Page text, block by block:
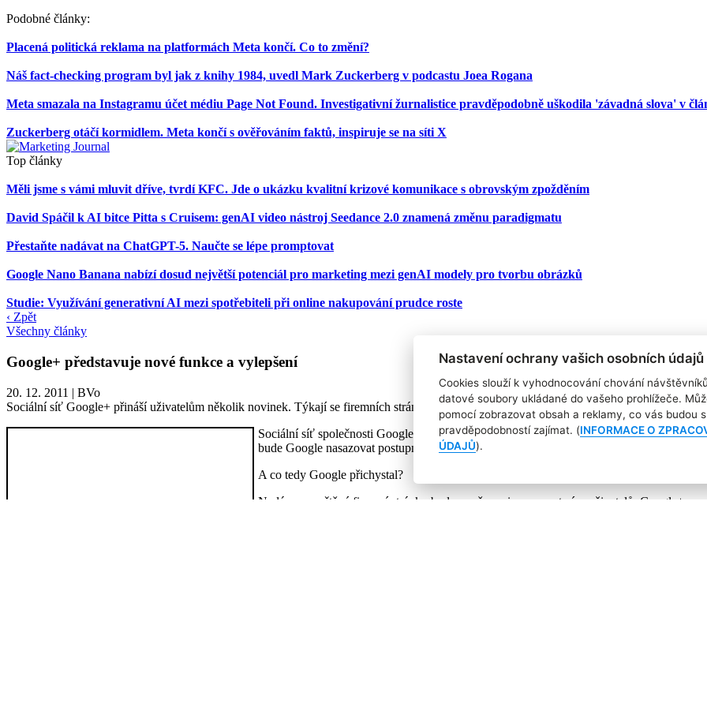
Podobné články:
Placená politická reklama na platformách Meta končí. Co to změní?
Náš fact-checking program byl jak z knihy 1984, uvedl Mark Zuckerberg v podcastu Joea Rogana
Meta smazala na Instagramu účet médiu Page Not Found. Investigativní žurnalistice pravděpodobně uškodila 'závadná slova' v
Zuckerberg otáčí kormidlem. Meta končí s ověřováním faktů, inspiruje se na síti X
Top články
Měli jsme s vámi mluvit dříve, tvrdí KFC. Jde o ukázku kvalitní krizové komunikace s obrovským zpožděním
David Spáčil k AI bitce Pitta s Cruisem: genAI video nástroj Seedance 2.0 znamená změnu paradigmatu
Přestaňte nadávat na ChatGPT-5. Naučte se lépe promptovat
Google Nano Banana nabízí dosud největší potenciál pro marketing mezi genAI modely pro tvorbu obrázků
Studie: Využívání generativní AI mezi spotřebiteli při online nakupování prudce roste
‹ Zpět
Všechny články
Google+ představuje nové funkce a vylepšení
20. 12. 2011 | BVo
Sociální síť Google+ přináší uživatelům několik novinek. Týkají se firemních stránek, hlavního streamu, fotografií nebo také upozornění na
Sociální síť společnosti Google přichází před Vánoci s další řadou novinek. Změny se
bude Google nasazovat postupně během několika dnů nebo týdnů. Jako první se
A co tedy Google přichystal?
Nedávno spuštěné firemní stránky bude nově moci spravovat více uživatelů. Google+
Nastavení ochrany vašich osobních údajů
Cookies slouží k vyhodnocování chování
datové soubory ukládané do vašeho prohlížeče.
pomocí zobrazovat obsah a reklamy, co vás budou
pravděpodobností zajímat. (INFORMACE O
ÚDAJŮ).